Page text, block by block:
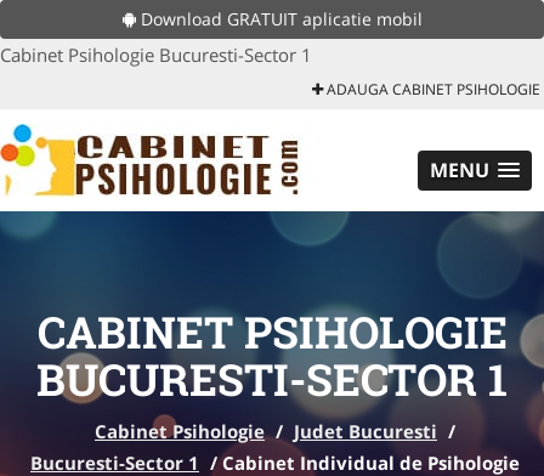
Download GRATUIT aplicatie mobil
Cabinet Psihologie Bucuresti-Sector 1
ADAUGA CABINET PSIHOLOGIE
MENU
CABINET PSIHOLOGIE
BUCURESTI-SECTOR 1
Cabinet Psihologie / Judet Bucuresti /
Bucuresti-Sector 1 /Cabinet Individual de Psihologie